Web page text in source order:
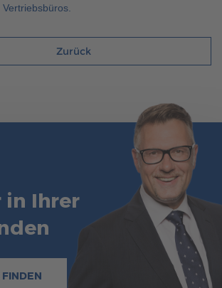
Zurück
in Ihrer
FINDEN